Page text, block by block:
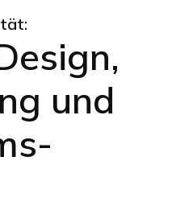
und